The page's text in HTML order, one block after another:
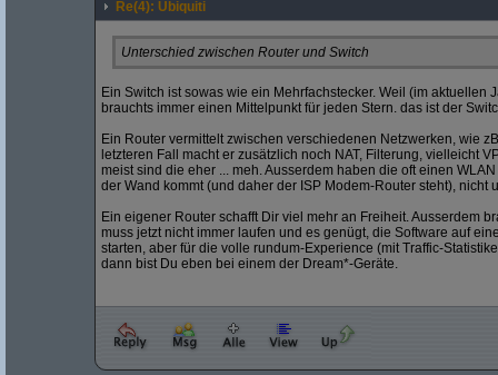
Re(4): Ubiquiti
Unterschied zwischen Router und Switch
Ein Switch ist sowas wie ein Mehrfachstecker. Weil (im aktuellen
brauchts immer einen Mittelpunkt für jeden Stern. das ist der
Ein Router vermittelt zwischen verschiedenen Netzwerken, wie
letzteren Fall macht er zusätzlich noch NAT, Filterung, vielleicht
meist sind die eher ... meh. Ausserdem haben die oft einen
der Wand kommt (und daher der ISP Modem-Router steht), nicht
Ein eigener Router schafft Dir viel mehr an Freiheit. Ausserdem
muss jetzt nicht immer laufen und es genügt, die Software auf
starten, aber für die volle rundum-Experience (mit Traffic-
dann bist Du eben bei einem der Dream*-Geräte.